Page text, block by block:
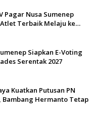
Pagar Nusa Sumenep
Terbaik Melaju ke
Siapkan E-Voting
Serentak 2027
Kuatkan Putusan PN
Bambang Hermanto Tetap
Pemilik Sah Tanah di